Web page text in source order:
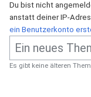
Du bist nicht
anstatt deiner IP-
ein Benutzerkonto
Es gibt keine älteren